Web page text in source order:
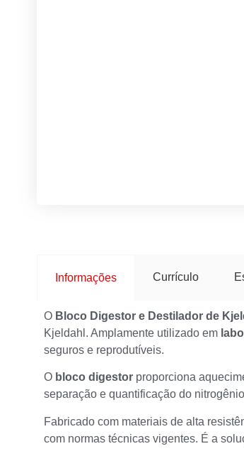
Informações Currículo
O Bloco Digestor e Destilador de
Kjeldahl. Amplamente utilizado em
seguros e reprodutíveis.
O bloco digestor proporciona
separação e quantificação do
Fabricado com materiais de alta
com normas técnicas vigentes. É a